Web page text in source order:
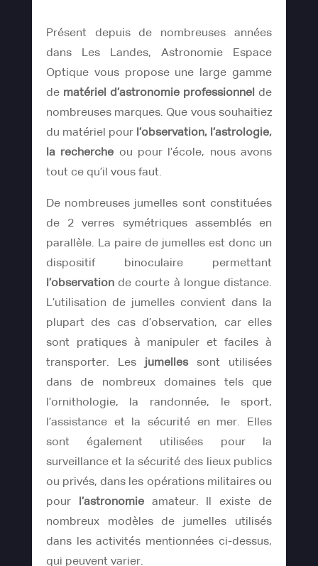
Présent depuis de nombreuses années
dans Les Landes, Astronomie Espace
Optique vous propose une large gamme
de matériel d’astronomie professionnel
de
nombreuses marques. Que vous souhaitiez
du matériel pour l’observation, l’astrologie,
la recherche ou pour l’école, nous avons
tout ce qu’il vous faut.
De nombreuses jumelles sont constituées
de 2 verres symétriques assemblés en
parallèle. La paire de jumelles est donc un
dispositif binoculaire permettant
l’observationde courte à longue distance.
L’utilisation de jumelles convient dans la
plupart des cas d’observation, car elles
sont pratiques à manipuler et faciles à
transporter. Les jumellessont utilisées
dans de nombreux domaines tels que
l’ornithologie, la randonnée, le sport,
l’assistance et la sécurité en mer. Elles
sont également utilisées pour la
surveillance et la sécurité des lieux publics
ou privés, dans les opérations militaires ou
pour
l’astronomieamateur. Il existe de
nombreux modèles de jumelles utilisés
dans les activités mentionnées ci-dessus,
qui peuvent varier.